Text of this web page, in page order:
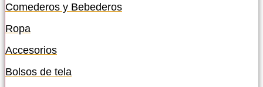
Comederos y Bebederos
Ropa
Accesorios
Bolsos de tela